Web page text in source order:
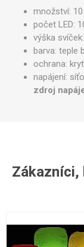
množství:
počet LED:
výška
barva: teple
ochrana:
napájení:
zdroj